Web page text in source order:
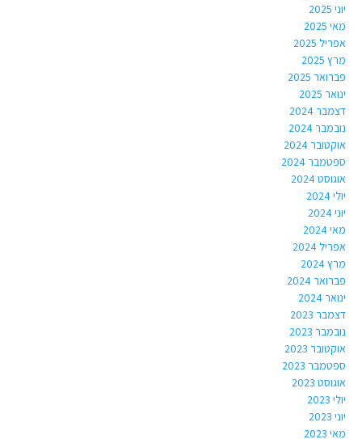
יוני 2025
מאי 2025
אפריל 2025
מרץ 2025
פברואר 2025
ינואר 2025
דצמבר 2024
נובמבר 2024
אוקטובר 2024
ספטמבר 2024
אוגוסט 2024
יולי 2024
יוני 2024
מאי 2024
אפריל 2024
מרץ 2024
פברואר 2024
ינואר 2024
דצמבר 2023
נובמבר 2023
אוקטובר 2023
ספטמבר 2023
אוגוסט 2023
יולי 2023
יוני 2023
מאי 2023